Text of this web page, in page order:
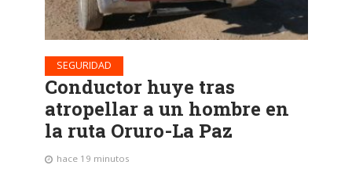
SEGURIDAD
Conductor huye tras
atropellar a un hombre en
la ruta Oruro-La Paz
hace 19 minutos